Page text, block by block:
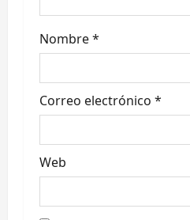
d
a
s
Nombre*
Correo electrónico *
Web